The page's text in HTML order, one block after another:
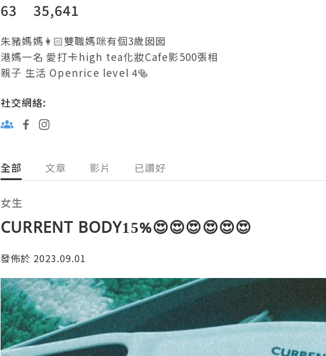
63 35,641
朱豬媽媽👩🏻雙職媽咪有個3歲囡囡
港媽一名 愛打卡high tea化妝Cafe影500張相
親子 生活 Openrice level 4🥯
社交網絡:
全部 文章 影片 已讚好
女生
CURRENT BODY15%😍😍😍😍😍😍
發佈於 2023.09.01